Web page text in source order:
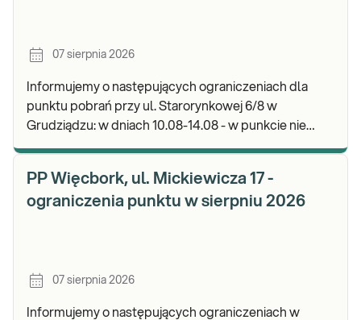
07 sierpnia 2026
Informujemy o następujących ograniczeniach dla
punktu pobrań przy ul. Starorynkowej 6/8 w
Grudziądzu: w dniach 10.08-14.08 - w punkcie nie
PP Więcbork, ul. Mickiewicza 17 -
ograniczenia punktu w sierpniu 2026
07 sierpnia 2026
Informujemy o następujących ograniczeniach w